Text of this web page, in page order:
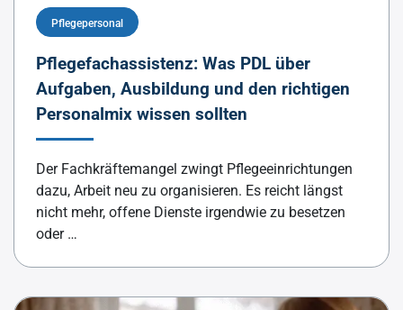
Pflegepersonal
Pflegefachassistenz: Was PDL über
Aufgaben, Ausbildung und den richtigen
Personalmix wissen sollten
Der Fachkräftemangel zwingt Pflegeeinrichtungen
dazu, Arbeit neu zu organisieren. Es reicht längst
nicht mehr, offene Dienste irgendwie zu besetzen
oder …